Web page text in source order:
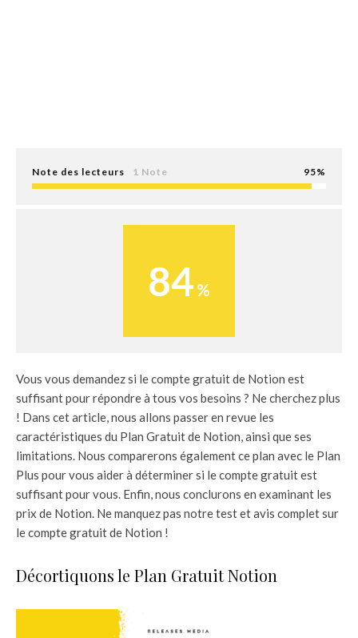
Note des lecteurs 1 Note 95
84
Vous vous demandez si le compte gratuit de Notion est
suffisant pour répondre à tous vos besoins ? Ne cherchez plus
! Dans cet article, nous allons passer en revue les
caractéristiques du Plan Gratuit de Notion, ainsi que ses
limitations. Nous comparerons également ce plan avec le Plan
Plus pour vous aider à déterminer si le compte gratuit est
suffisant pour vous. Enfin, nous conclurons en examinant les
prix de Notion. Ne manquez pas notre test et avis complet sur
le compte gratuit de Notion !
Décortiquons le Plan Gratuit Notion